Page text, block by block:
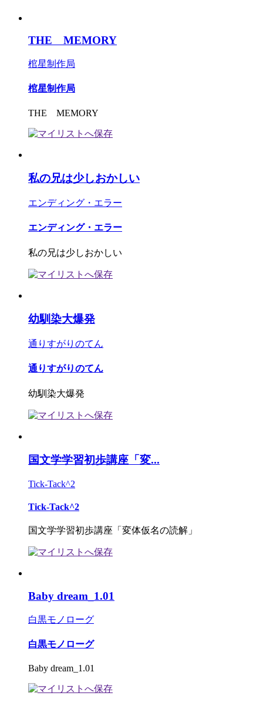
THE MEMORY
棺星制作局
棺星制作局
THE MEMORY
私の兄は少しおかしい
エンディング・エラー
エンディング・エラー
私の兄は少しおかしい
幼馴染大爆発
通りすがりのてん
通りすがりのてん
幼馴染大爆発
国文学学習初歩講座「変...
Tick-Tack^2
Tick-Tack^2
国文学学習初歩講座「変体仮名の読解」
Baby dream_1.01
白黒モノローグ
白黒モノローグ
Baby dream_1.01